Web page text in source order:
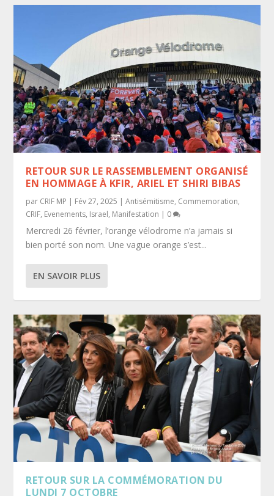
RETOUR SUR LE RASSEMBLEMENT ORGANISÉ
EN HOMMAGE À KFIR, ARIEL ET SHIRI BIBAS
par CRIF MP | Fév 27, 2025 |Antisémitisme, Commemoration,
CRIF, Evenements, Israel, Manifestation | 0
Mercredi 26 février, l’orange vélodrome n’a jamais si
bien porté son nom. Une vague orange s’est...
EN SAVOIR PLUS
RETOUR SUR LA COMMÉMORATION DU
LUNDI 7 OCTOBRE